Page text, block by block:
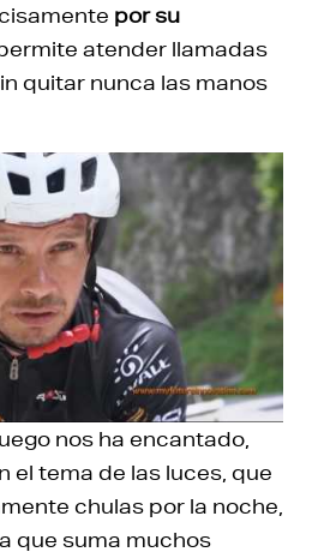
por su
permite atender llamadas
quitar nunca las manos
nos ha encantado,
el tema de las luces, que
chulas por la noche,
que suma muchos